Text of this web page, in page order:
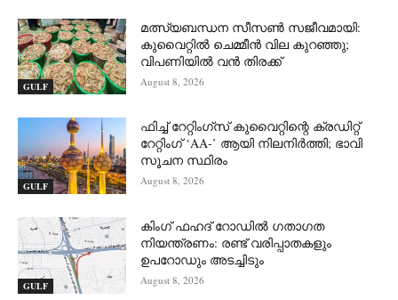
GULF
മത്സ്യബന്ധന സീസൺ സജീവമായി:
കുവൈറ്റിൽ ചെമ്മീൻ വില കുറഞ്ഞു;
വിപണിയിൽ വൻ തിരക്ക്
August 8, 2026
GULF
ഫിച്ച് റേറ്റിംഗ്സ് കുവൈറ്റിന്റെ ക്രഡിറ്റ്
റേറ്റിംഗ് ‘AA-’ ആയി നിലനിർത്തി; ഭാവി
സൂചന സ്ഥിരം
August 8, 2026
GULF
കിംഗ് ഫഹദ് റോഡിൽ ഗതാഗത
നിയന്ത്രണം: രണ്ട് വരിപ്പാതകളും
ഉപറോഡും അടച്ചിടും
August 8, 2026